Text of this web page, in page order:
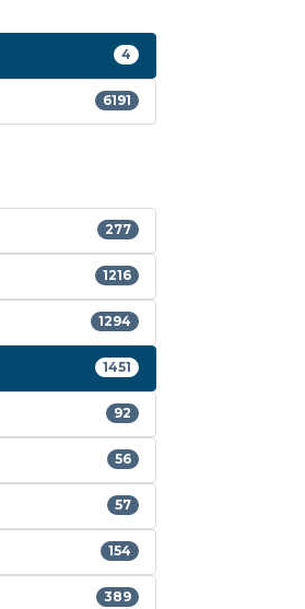
4
6191
277
1216
1294
1451
92
56
57
154
389